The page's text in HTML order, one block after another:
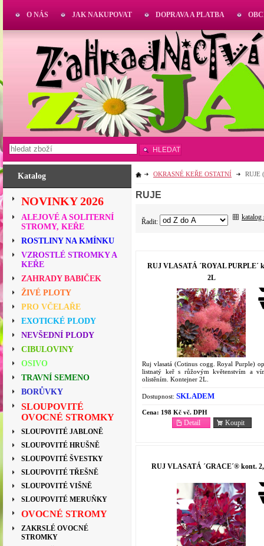
Katalog
NOVINKY 2026
ALEJOVÉ A SOLITERNÍ
STROMY, KEŘE
ROSTLINY NA KMÍNKU
VZROSTLÉ STROMKY A
KEŘE
ZAHRADY BABIČEK
ŽIVÉ PLOTY
PRO VČELAŘE
EXOTICKÉ PLODY
NEVŠEDNÍ PLODY
CIBULOVINY
OSIVO
TRAVNÍ SEMENO
BORŮVKY
SLOUPOVITÉ
OVOCNÉ STROMKY
SLOUPOVITÉ JABLONĚ
SLOUPOVITÉ HRUŠNĚ
SLOUPOVITÉ ŠVESTKY
SLOUPOVITÉ TŘEŠNĚ
SLOUPOVITÉ VIŠNĚ
SLOUPOVITÉ MERUŇKY
OVOCNÉ STROMY
ZAKRSLÉ OVOCNÉ
STROMKY
OKRASNÉ KEŘE OSTATNÍ RUJE
RUJE
Řadit:
katalog
RUJ VLASATÁ ´ROYAL PURPLE´
2L
Ruj vlasatá (Cotinus cogg. Royal Purple)
listnatý keř s růžovým květenstvím a
olistěním. Kontejner 2L.
Dostupnost: SKLADEM
Cena: 198 Kč vč. DPH
Koupit
Detail
RUJ VLASATÁ ´GRACE´® kont.
O NÁS JAK NAKUPOVAT DOPRAVA A PLATBA
HLEDAT